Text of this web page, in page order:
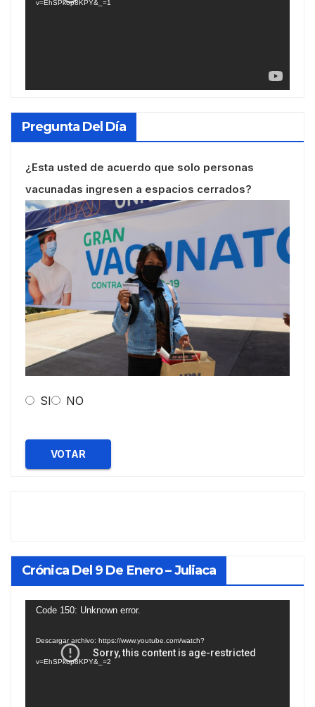
v=EhSPkop8KPY&_=1
Pregunta Del Día
¿Esta usted de acuerdo que solo personas
vacunadas ingresen a espacios cerrados?
SI NO
VOTAR
Crónica Del 9 De Enero – Juliaca
Reproductor
Code 150: Unknown error.
Descargar archivo: https://www.youtube.com/watch?
v=EhSPkop8KPY&_=2